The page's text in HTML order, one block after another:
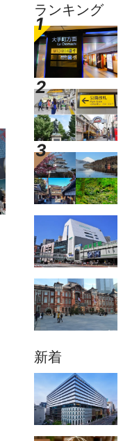
ランキング
新着